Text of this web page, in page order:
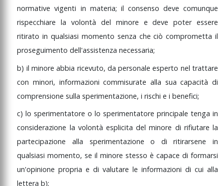
normativevigenti in materia; il consenso devecomunque
rispecchiarelavolontà del minore edevepoteressere
ritiratoinqualsiasi momento senza checiòcompromettail
proseguimentodell'assistenzanecessaria;
b) il minoreabbia ricevuto, dapersonaleesperto neltrattare
conminori, informazionicommisuratealla suacapacitàdi
comprensionesullasperimentazione,irischieibenefici;
c)losperimentatoreolosperimentatoreprincipaletengain
considerazione la volontà esplicitadelminore di rifiutarela
partecipazione alla sperimentazioneo diritirarsenein
qualsiasimomento,seilminorestessoècapacediformarsi
un'opinionepropriaedivalutareleinformazionidicuialla
letterab);